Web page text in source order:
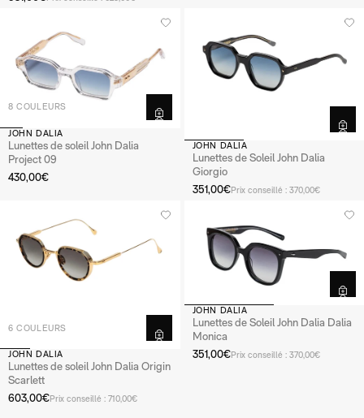
8 COULEURS
JOHN DALIA
Lunettes de soleil John Dalia
Project 09
430,00€
JOHN DALIA
Lunettes de Soleil John Dalia
Giorgio
351,00€Prix conseillé : 370,00€
6 COULEURS
JOHN DALIA
Lunettes de soleil John Dalia Origin
Scarlett
603,00€Prix conseillé : 710,00€
JOHN DALIA
Lunettes de Soleil John Dalia Dalia
Monica
351,00€Prix conseillé : 370,00€